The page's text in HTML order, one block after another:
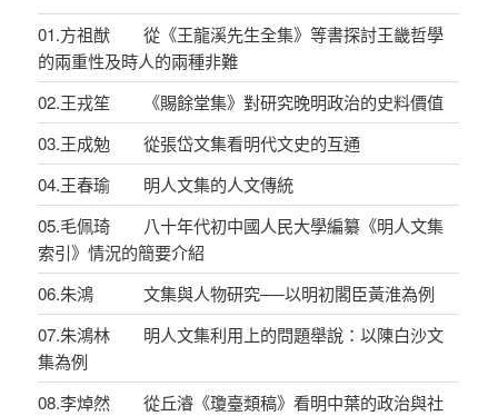
01.方祖猷 從《王龍溪先生全集》等書探討王畿哲學
的兩重性及時人的兩種非難
02.王戎笙 《賜餘堂集》對研究晚明政治的史料價值
03.王成勉 從張岱文集看明代文史的互通
04.王春瑜 明人文集的人文傳統
05.毛佩琦 八十年代初中國人民大學編纂《明人文集
索引》情況的簡要介紹
06.朱鴻 文集與人物研究──以明初閣臣黃淮為例
07.朱鴻林 明人文集利用上的問題舉說：以陳白沙文
集為例
08.李焯然 從丘濬《瓊臺類稿》看明中葉的政治與社